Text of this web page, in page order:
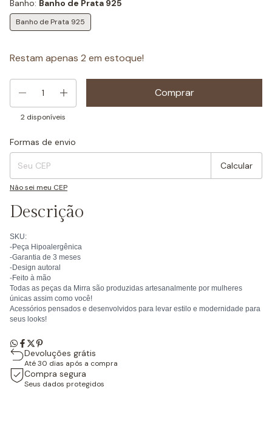
Banho: Banho de Prata 925
Banho de Prata 925
Restam apenas 2 em estoque!
2 disponíveis
Entregas para o CEP:
Formas de envio
Calcular
Não sei meu CEP
Descrição
SKU:
-Peça Hipoalergênica
-Garantia de 3 meses
-Design autoral
-Feito à mão
Todas as peças da Mirra são produzidas artesanalmente por mulheres
únicas assim como você!
Acessórios pensados e desenvolvidos para levar estilo e modernidade para
seus looks!
Devoluções grátis
Até 30 dias após a compra
Compra segura
Seus dados protegidos